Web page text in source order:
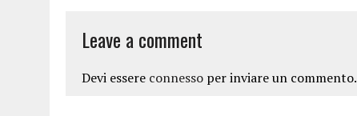
Leave a comment
Devi essere connesso per inviare un commento.